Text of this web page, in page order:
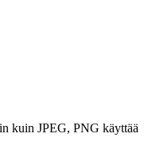
kuin JPEG, PNG käyttää